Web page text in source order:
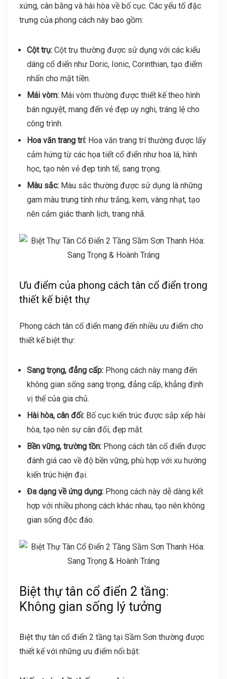
xứng, cân bằng và hài hòa về bố cục. Các yếu tố đặc
trưng của phong cách này bao gồm:
Cột trụ:Cột trụ thường được sử dụng với các kiểu
dáng cổ điển như Doric, Ionic, Corinthian, tạo điểm
nhấn cho mặt tiền.
Mái vòm:Mái vòm thường được thiết kế theo hình
bán nguyệt, mang đến vẻ đẹp uy nghi, tráng lệ cho
công trình.
Hoa văn trang trí:Hoa văn trang trí thường được lấy
cảm hứng từ các họa tiết cổ điển như hoa lá, hình
học, tạo nên vẻ đẹp tinh tế, sang trọng.
Màu sắc:Màu sắc thường được sử dụng là những
gam màu trung tính như trắng, kem, vàng nhạt, tạo
nên cảm giác thanh lịch, trang nhã.
Ưu điểm của phong cách tân cổ điển trong
thiết kế biệt thự
Phong cách tân cổ điển mang đến nhiều ưu điểm cho
thiết kế biệt thự:
Sang trọng, đẳng cấp:Phong cách này mang đến
không gian sống sang trọng, đẳng cấp, khẳng định
vị thế của gia chủ.
Hài hòa, cân đối:Bố cục kiến trúc được sắp xếp hài
hòa, tạo nên sự cân đối, đẹp mắt.
Bền vững, trường tồn:Phong cách tân cổ điển được
đánh giá cao về độ bền vững, phù hợp với xu hướng
kiến trúc hiện đại.
Đa dạng về ứng dụng:Phong cách này dễ dàng kết
hợp với nhiều phong cách khác nhau, tạo nên không
gian sống độc đáo.
Biệt thự tân cổ điển 2 tầng:
Không gian sống lý tưởng
Biệt thự tân cổ điển 2 tầng tại Sầm Sơn thường được
thiết kế với những ưu điểm nổi bật: